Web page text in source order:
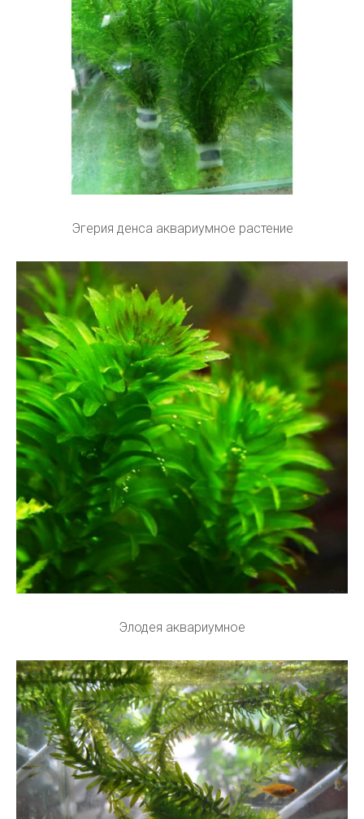
Эгерия денса аквариумное растение
Элодея аквариумное